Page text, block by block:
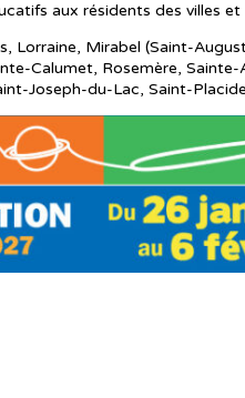
aux résidents des villes
Lorraine, Mirabel (Saint-
Calumet, Rosemère, Sainte-
Joseph-du-Lac, Saint-